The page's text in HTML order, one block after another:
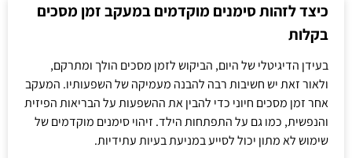
כיצד לזהות סימנים מוקדמים במעקב זמן מסכים
בקלות
בעידן הדיגיטלי של היום, הביקוש לזמן מסכים הולך ומתרקם,
ולאור זאת יש חשיבות רבה להבנה מעמיקה של השפעותיו. המעקב
אחר זמן מסכים חיוני כדי להבין את ההשפעות על הבריאות הפיזית
והנפשית, כמו גם על התפתחות הילד. זיהוי סימנים מוקדמים של
שימוש לא מתון יכול לסייע במניעת בעיות עתידיות.